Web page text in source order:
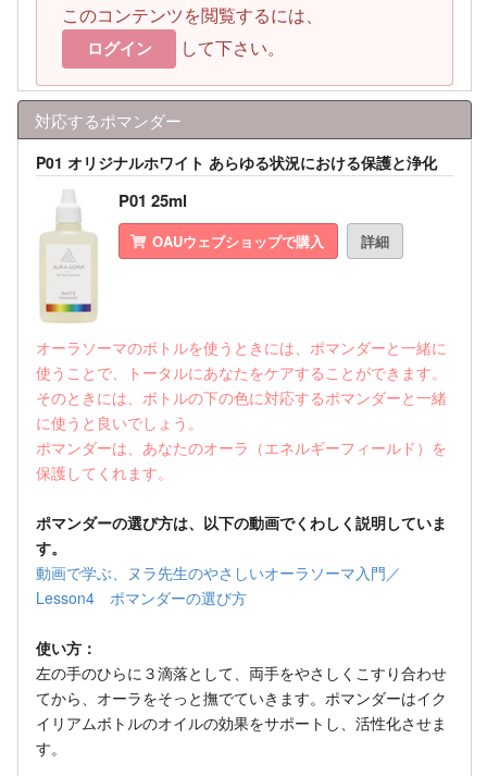
このコンテンツを閲覧するには、
ログイン して下さい。
対応するポマンダー
P01 オリジナルホワイト あらゆる状況における保護と浄化
P01 25ml
OAUウェブショップで購入 詳細
オーラソーマのボトルを使うときには、ポマンダーと一緒に
使うことで、トータルにあなたをケアすることができます。
そのときには、ボトルの下の色に対応するポマンダーと一緒
に使うと良いでしょう。
ポマンダーは、あなたのオーラ（エネルギーフィールド）を
保護してくれます。
ポマンダーの選び方は、以下の動画でくわしく説明していま
す。
動画で学ぶ、ヌラ先生のやさしいオーラソーマ入門／
Lesson4 ポマンダーの選び方
使い方：
左の手のひらに３滴落として、両手をやさしくこすり合わせ
てから、オーラをそっと撫でていきます。ポマンダーはイク
イリアムボトルのオイルの効果をサポートし、活性化させま
す。